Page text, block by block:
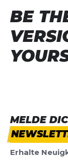
MELDE
Erhalte
BE
BE